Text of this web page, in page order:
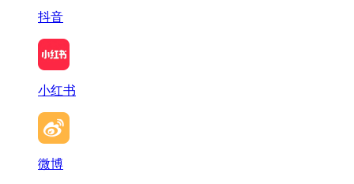
抖音
小红书
微博